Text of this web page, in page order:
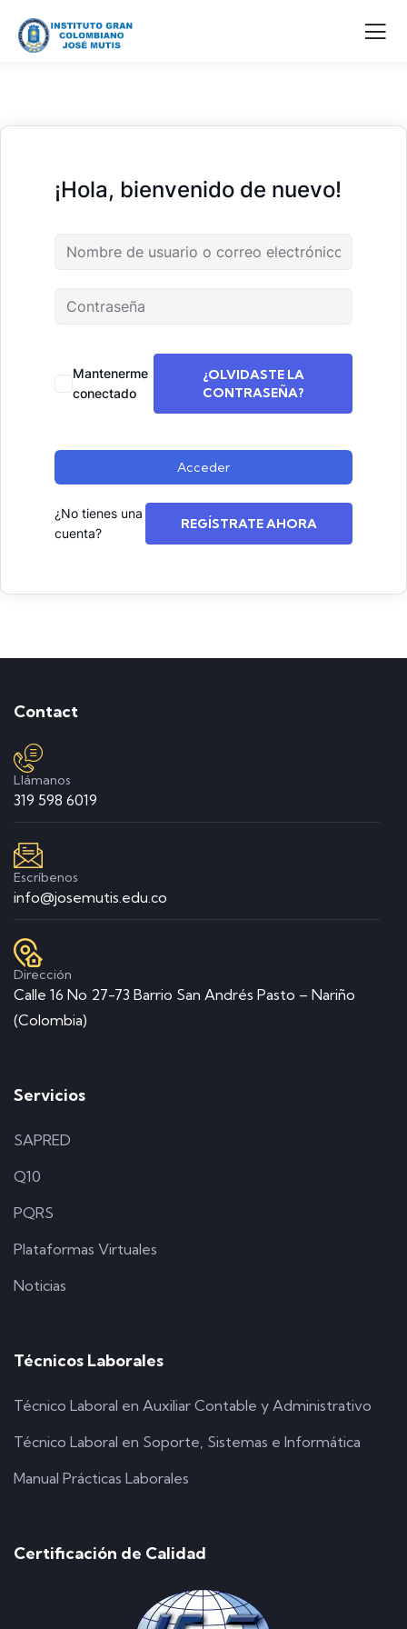
¡Hola, bienvenido de nuevo!
Mantenerme
conectado
¿OLVIDASTE LA
CONTRASEÑA?
Acceder
¿No tienes una
cuenta?
REGÍSTRATE AHORA
Contact
Llámanos
319 598 6019
Escríbenos
info@josemutis.edu.co
Dirección
Calle 16 No 27-73 Barrio San Andrés Pasto – Nariño
(Colombia)
Servicios
SAPRED
Q10
PQRS
Plataformas Virtuales
Noticias
Técnicos Laborales
Técnico Laboral en Auxiliar Contable y Administrativo
Técnico Laboral en Soporte, Sistemas e Informática
Manual Prácticas Laborales
Certificación de Calidad